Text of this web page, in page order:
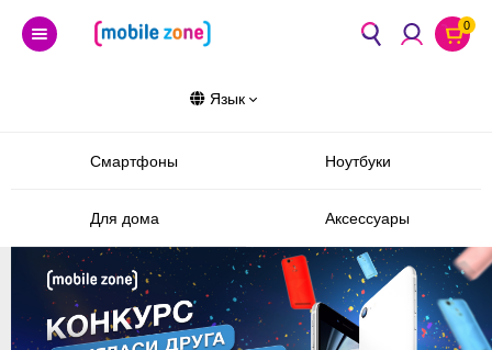
0
Язык
Смартфоны Ноутбуки
Для дома Аксессуары